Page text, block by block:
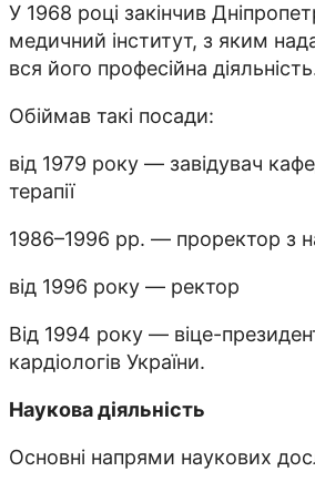
У 1968 році закінчив
медичний інститут, з яким
вся його професійна
Обіймав такі посади:
від 1979 року — завідувач
терапії
1986–1996 рр. — проректор з
від 1996 року — ректор
Від 1994 року — віце-
кардіологів України.
Наукова діяльність
Основні напрями наукових